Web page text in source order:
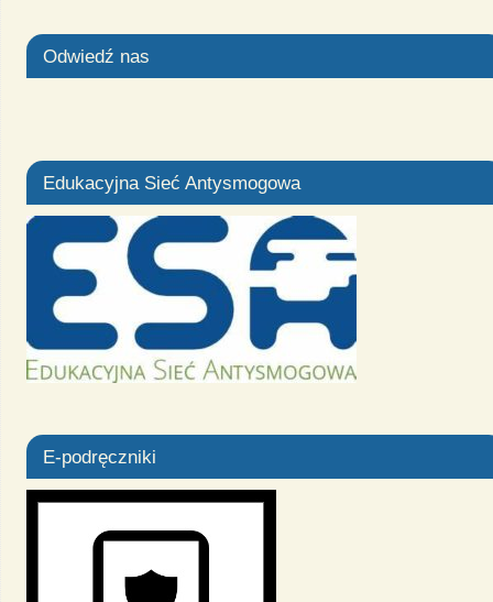
Odwiedź nas
Edukacyjna Sieć Antysmogowa
E-podręczniki